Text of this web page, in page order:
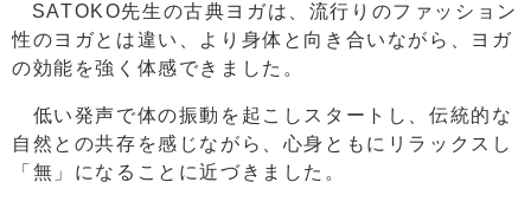
SATOKO先生の古典ヨガは、流行りのファッション
性のヨガとは違い、より身体と向き合いながら、ヨガ
の効能を強く体感できました。
低い発声で体の振動を起こしスタートし、伝統的な
自然との共存を感じながら、心身ともにリラックスし
「無」になることに近づきました。